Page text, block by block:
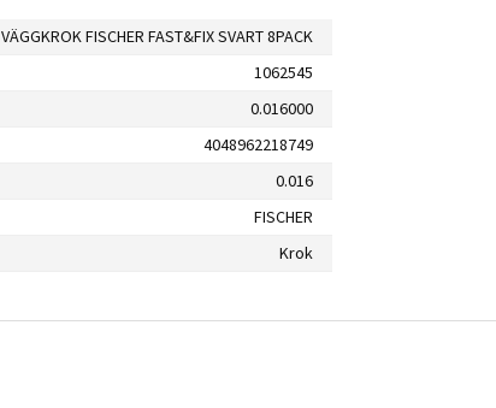
VÄGGKROK FISCHER FAST&FIX SVART 8PACK
1062545
0.016000
4048962218749
0.016
FISCHER
Krok